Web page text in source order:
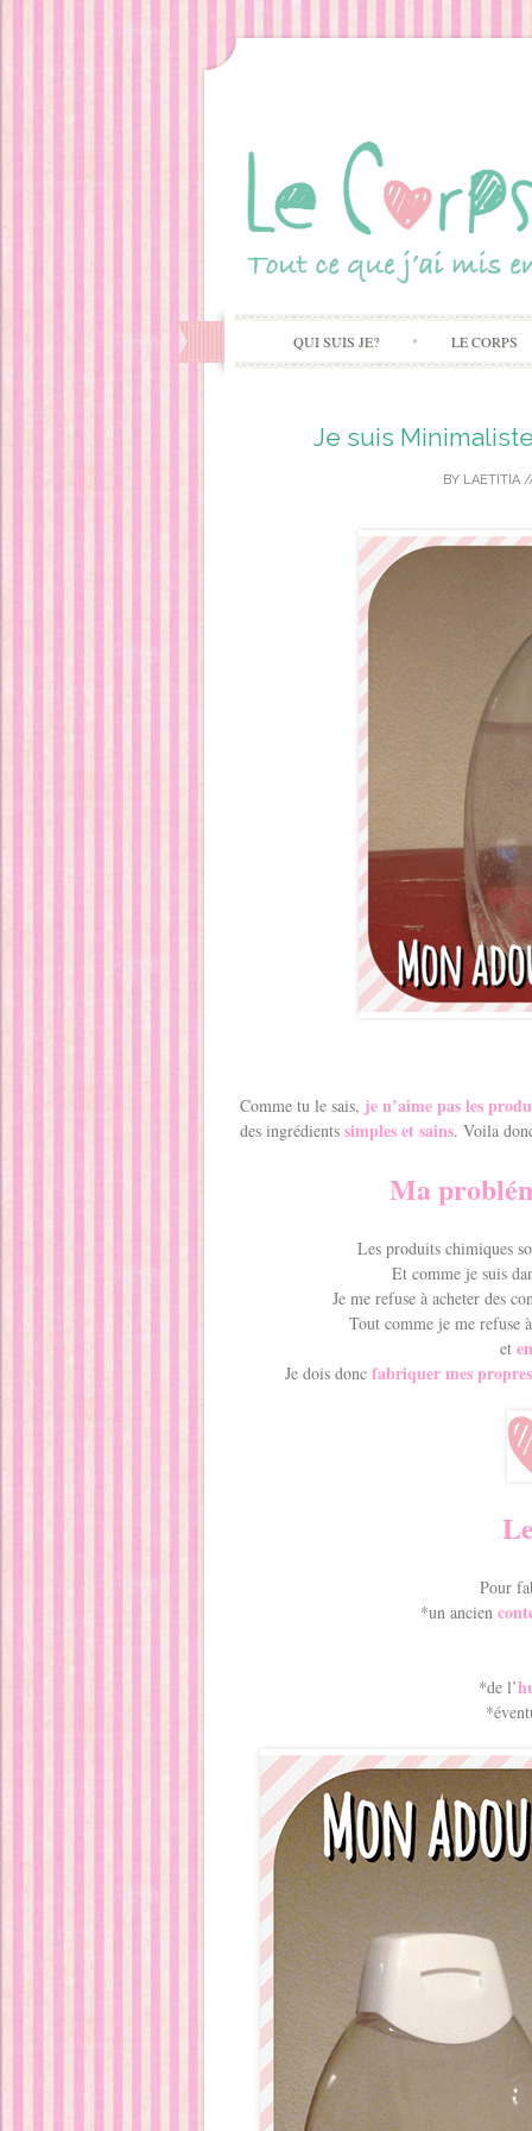
QUI SUIS JE? LE CORPS
Je suis
BY LAETITIA
Comme tu le sais, je n’aime pas les
des ingrédients simples et sains. Voila
Ma
Les produits chimiques
Et comme je suis
Je me refuse à acheter des
Tout comme je me refuse
et
Je dois donc fabriquer mes
Pour
*un ancien
*de l’